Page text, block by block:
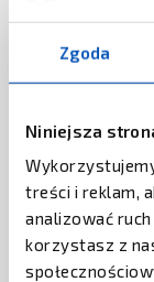
Zgoda
Niniejsza
treści i reklam,
analizować
korzystasz z